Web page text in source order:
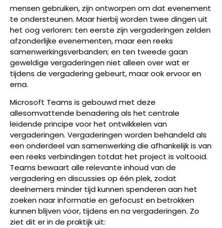
mensen gebruiken, zijn ontworpen om dat evenement
te ondersteunen. Maar hierbij worden twee dingen uit
het oog verloren: ten eerste zijn vergaderingen zelden
afzonderlijke evenementen, maar een reeks
samenwerkingsverbanden; en ten tweede gaan
geweldige vergaderingen niet alleen over wat er
tijdens de vergadering gebeurt, maar ook ervoor en
erna.
Microsoft Teams is gebouwd met deze
allesomvattende benadering als het centrale
leidende principe voor het ontwikkelen van
vergaderingen. Vergaderingen worden behandeld als
een onderdeel van samenwerking die afhankelijk is van
een reeks verbindingen totdat het project is voltooid.
Teams bewaart alle relevante inhoud van de
vergadering en discussies op één plek, zodat
deelnemers minder tijd kunnen spenderen aan het
zoeken naar informatie en gefocust en betrokken
kunnen blijven voor, tijdens en na vergaderingen. Zo
ziet dit er in de praktijk uit: